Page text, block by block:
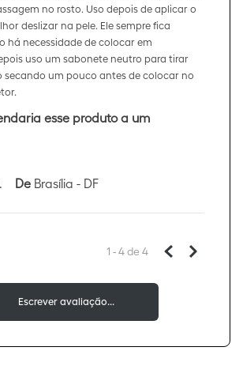
no rosto. Uso depois de aplicar o
deslizar na pele. Ele sempre fica
há necessidade de colocar em
uso um sabonete neutro para tirar
secando um pouco antes de colocar no
esse produto a um
De Brasília - DF
1 - 4de 4